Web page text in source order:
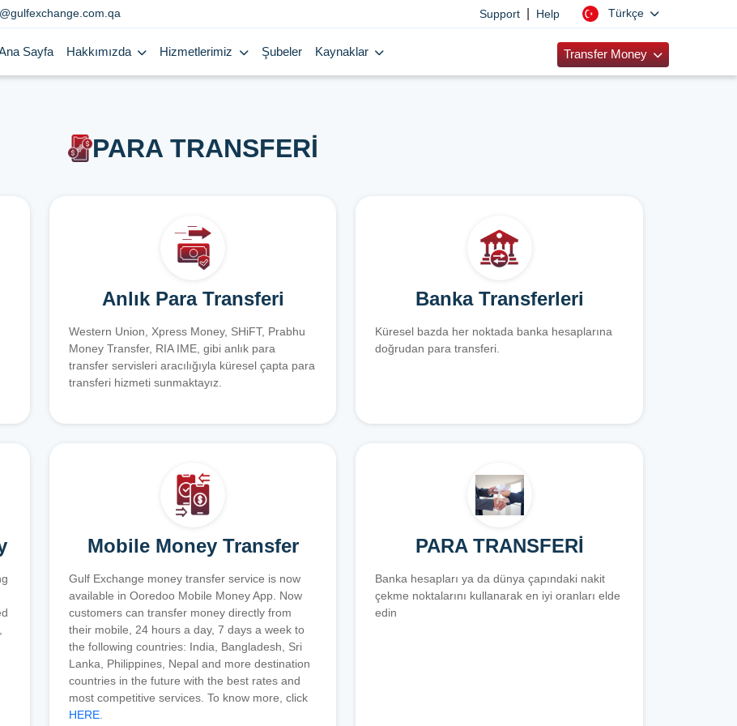
Support Help Türkçe
Sayfa Hakkımızda Hizmetlerimiz Şubeler Kaynaklar Transfer Money
PARA TRANSFERİ
Anlık Para Transferi
Western Union, Xpress Money, SHiFT, Prabhu
Money Transfer, RIA IME, gibi anlık para
transfer servisleri aracılığıyla küresel çapta para
transferi hizmeti sunmaktayız.
Banka Transferleri
Küresel bazda her noktada banka hesaplarına
doğrudan para transferi.
Mobile Money Transfer
Gulf Exchange money transfer service is now
available in Ooredoo Mobile Money App. Now
customers can transfer money directly from
their mobile, 24 hours a day, 7 days a week to
the following countries: India, Bangladesh, Sri
Lanka, Philippines, Nepal and more destination
countries in the future with the best rates and
most competitive services. To know more, click
HERE.
PARA TRANSFERİ
Banka hesapları ya da dünya çapındaki nakit
çekme noktalarını kullanarak en iyi oranları elde
edin